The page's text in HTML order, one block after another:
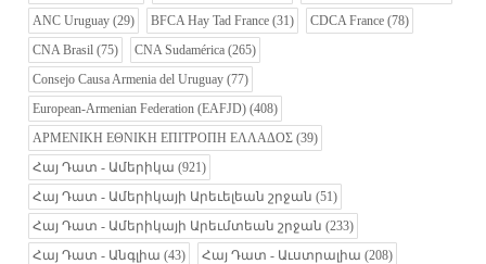
ANC Uruguay (29) BFCA Hay Tad France (31) CDCA France (78)
CNA Brasil (75) CNA Sudamérica (265)
Consejo Causa Armenia del Uruguay (77)
European-Armenian Federation (EAFJD) (408)
ΑΡΜΕΝΙΚΗ ΕΘΝΙΚΗ ΕΠΙΤΡΟΠΗ ΕΛΛΑΔΟΣ (39)
Հայ Դատ - Ամերիկա (921)
Հայ Դատ - Ամերիկայի Արեւելեան շրջան (51)
Հայ Դատ - Ամերիկայի Արեւմտեան շրջան (233)
Հայ Դատ - Անգլիա (43) Հայ Դատ - Աւստրալիա (208)